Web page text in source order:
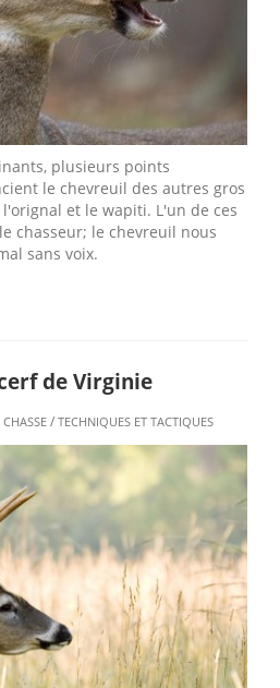
plusieurs points
le chevreuil des autres gros
et le wapiti. L'un de ces
chasseur; le chevreuil nous
sans voix.
de Virginie
CHASSE / TECHNIQUES ET TACTIQUES